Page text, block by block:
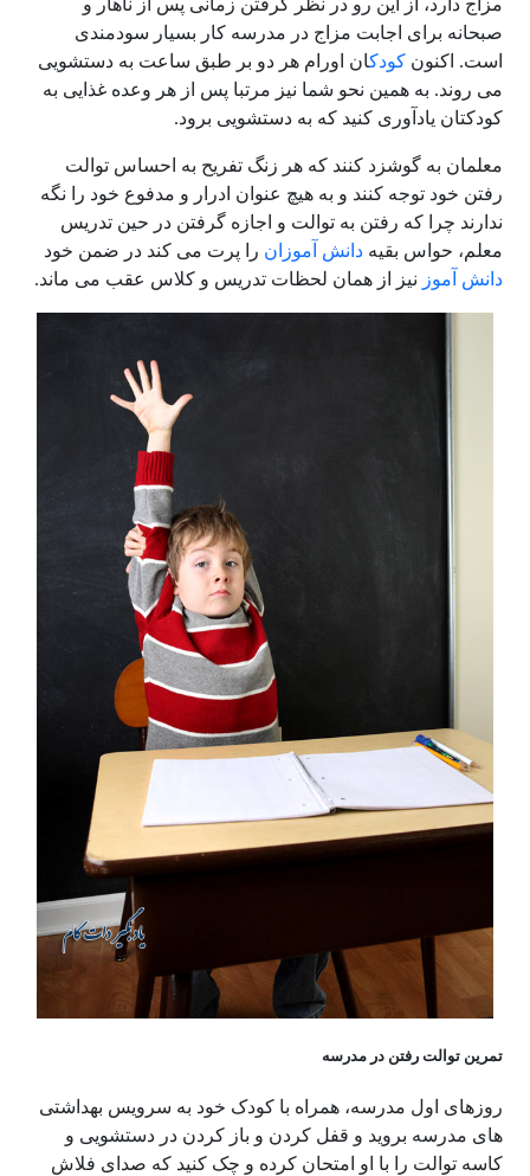
صبحانه برای اجابت مزاج در مدرسه کار بسیار سودمندی
است. اکنون کودکان اورام هر دو بر طبق ساعت به دستشویی
می روند. به همین نحو شما نیز مرتبا پس از هر وعده غذایی به
کودکتان یادآوری کنید که به دستشویی برود.
معلمان به گوشزد کنند که هر زنگ تفریح به احساس توالت
رفتن خود توجه کنند و به هیچ عنوان ادرار و مدفوع خود را نگه
ندارند چرا که رفتن به توالت و اجازه گرفتن در حین تدریس
معلم، حواس بقیه دانش آموزان را پرت می کند در ضمن خود
دانش آموز نیز از همان لحظات تدریس و کلاس عقب می ماند.
تمرین توالت رفتن در مدرسه
روزهای اول مدرسه، همراه با کودک خود به سرویس بهداشتی
های مدرسه بروید و قفل کردن و باز کردن در دستشویی و
کاسه توالت را با او امتحان کرده و چک کنید که صدای فلاش